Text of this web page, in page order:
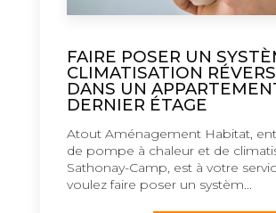
FAIRE POSER UN
CLIMATISATION
DANS UN
DERNIER ÉTAGE
Atout Aménagement Habitat,
de pompe à chaleur et de
Sathonay-Camp, est à votre
voulez faire poser un systèm...